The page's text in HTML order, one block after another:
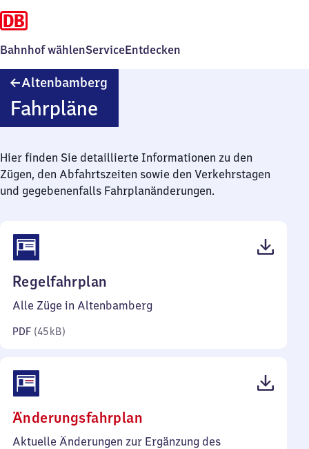
Bahnhof wählenServiceEntdecken
Altenbamberg
Fahrpläne
Hier finden Sie detaillierte Informationen zu den
Zügen, den Abfahrtszeiten sowie den Verkehrstagen
und gegebenenfalls Fahrplanänderungen.
Regelfahrplan
45
Alle Züge in Altenbamberg
PDF (45 kB)
Änderungsfahrplan
67
Aktuelle Änderungen zur Ergänzung des